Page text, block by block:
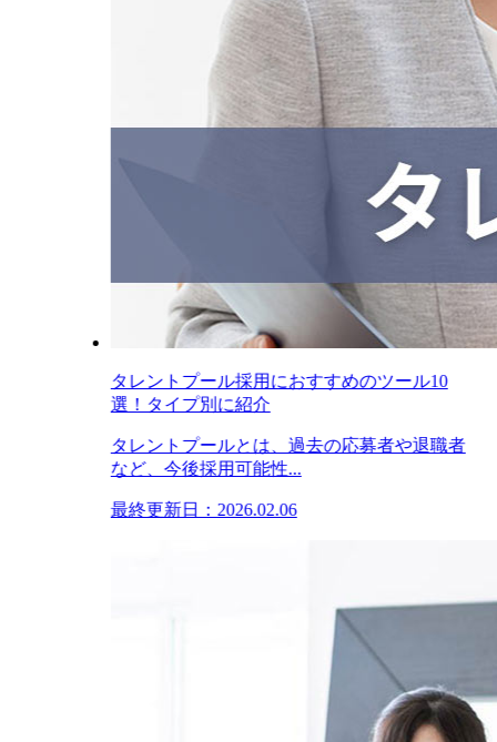
タレントプール採用におすすめのツール10
選！タイプ別に紹介
タレントプールとは、過去の応募者や退職者
など、今後採用可能性...
最終更新日：2026.02.06